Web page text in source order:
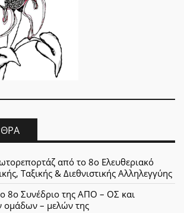
από το 8ο Ελευθεριακό
Ταξικής & Διεθνιστικής Αλληλεγγύης
8ο Συνέδριο της ΑΠΟ – ΟΣ και
ομάδων – μελών της